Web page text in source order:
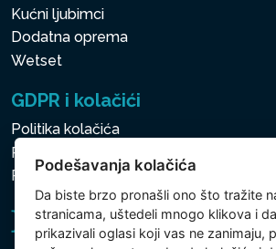
Kućni ljubimci
Dodatna oprema
Wetset
GDPR i kolačići
Politika kolačića
Politika zaštite ličnih i drugih
Politika kolačića
Podešavanja kolačića
Da biste brzo pronašli ono što tražite
stranicama, uštedeli mnogo klikova i
prikazivali oglasi koji vas ne zanimaju,